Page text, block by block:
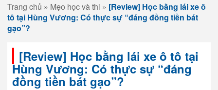
Trang chủ » Mẹo học và thi » [Review] Học bằng lái xe ô
tô tại Hùng Vương: Có thực sự “đáng đồng tiền bát
gạo”?
[Review] Học bằng lái xe ô tô tại
Hùng Vương: Có thực sự “đáng
đồng tiền bát gạo”?